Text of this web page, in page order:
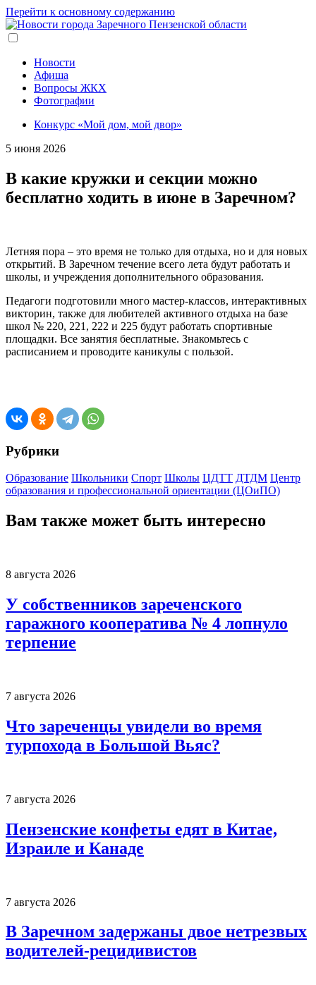
Перейти к основному содержанию
Новости
Афиша
Вопросы ЖКХ
Фотографии
Конкурс «Мой дом, мой двор»
5 июня 2026
В какие кружки и секции можно
бесплатно ходить в июне в Заречном?
Летняя пора – это время не только для отдыха, но и для новых
открытий. В Заречном течение всего лета будут работать и
школы, и учреждения дополнительного образования.
Педагоги подготовили много мастер-классов, интерактивных
викторин, также для любителей активного отдыха на базе
школ № 220, 221, 222 и 225 будут работать спортивные
площадки. Все занятия бесплатные. Знакомьтесь с
расписанием и проводите каникулы с пользой.
Рубрики
Образование Школьники Спорт Школы ЦДТТ ДТДМ Центр
образования и профессиональной ориентации (ЦОиПО)
Вам также может быть интересно
8 августа 2026
У собственников зареченского
гаражного кооператива № 4 лопнуло
терпение
7 августа 2026
Что зареченцы увидели во время
турпохода в Большой Вьяс?
7 августа 2026
Пензенские конфеты едят в Китае,
Израиле и Канаде
7 августа 2026
В Заречном задержаны двое нетрезвых
водителей-рецидивистов